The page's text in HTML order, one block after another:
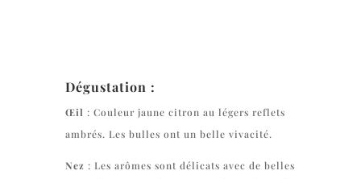
Dégustation :
Œil : Couleur jaune citron au légers reflets
ambrés. Les bulles ont un belle vivacité.
Nez : Les arômes sont délicats avec de belles